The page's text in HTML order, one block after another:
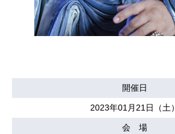
開催日
2023年01月21日（土）
会 場